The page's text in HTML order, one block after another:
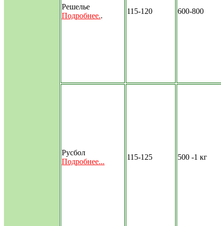
Решелье
Подробнее..
115-120 600-800
Русбол
Подробнее...
115-125 500 -1 кг